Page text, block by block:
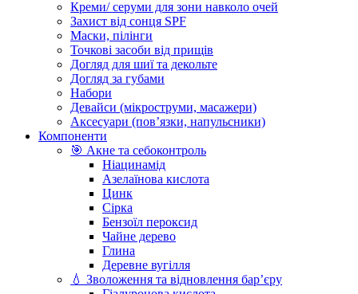
Креми/ серуми для зони навколо очей
Захист від сонця SPF
Маски, пілінги
Точкові засоби від прищів
Догляд для шиї та декольте
Догляд за губами
Набори
Девайси (мікроструми, масажери)
Аксесуари (повʼязки, напульсники)
Компоненти
🎯 Акне та себоконтроль
Ніацинамід
Азелаїнова кислота
Цинк
Сірка
Бензоїл пероксид
Чайне дерево
Глина
Деревне вугілля
💧 Зволоження та відновлення бар’єру